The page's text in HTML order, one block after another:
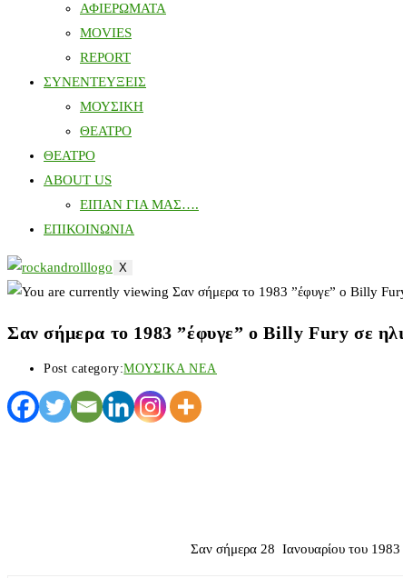
ΑΦΙΕΡΩΜΑΤΑ
MOVIES
REPORT
ΣΥΝΕΝΤΕΥΞΕΙΣ
ΜΟΥΣΙΚΗ
ΘΕΑΤΡΟ
ΘΕΑΤΡΟ
ABOUT US
ΕΙΠΑΝ ΓΙΑ ΜΑΣ….
ΕΠΙΚΟΙΝΩΝΙΑ
X
Σαν σήμερα το 1983 ”έφυγε” ο Billy Fury σε
Post category:ΜΟΥΣΙΚΑ ΝΕΑ
Σαν σήμερα 28 Ιανουαρίου του